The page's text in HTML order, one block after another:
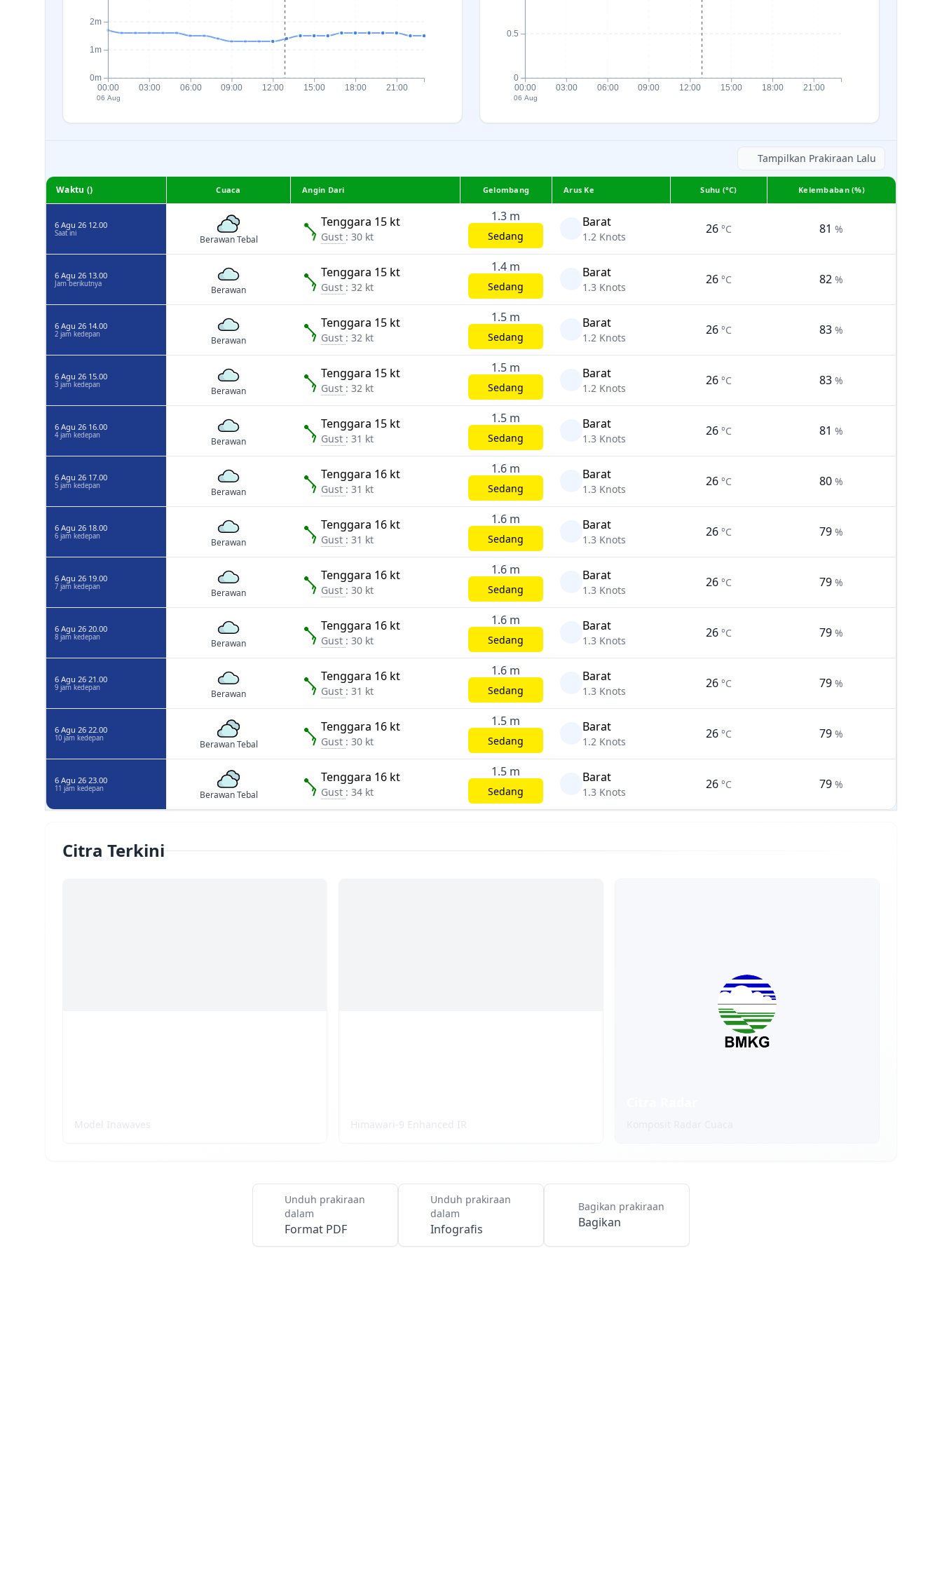
00:00
06 Aug
03:00 06:00 09:00 12:00 15:00 18:00 21:00
0m
1m
2m
00:00
06 Aug
03:00 06:00 09:00 12:00 15:00 18:00 21:00
0
0.5
Tampilkan Prakiraan Lalu
Waktu () Cuaca Angin Dari Gelombang Arus Ke Suhu (°C) Kelembaban (%)
6 Agu 26 12.00
Saat ini
Berawan Tebal
Tenggara 15 kt
Gust : 30 kt
1.3 m
Sedang
Barat
1.2 Knots
26 °C 81 %
6 Agu 26 13.00
Jam berikutnya
Berawan
Tenggara 15 kt
Gust : 32 kt
1.4 m
Sedang
Barat
1.3 Knots
26 °C 82 %
6 Agu 26 14.00
2 jam kedepan
Berawan
Tenggara 15 kt
Gust : 32 kt
1.5 m
Sedang
Barat
1.2 Knots
26 °C 83 %
6 Agu 26 15.00
3 jam kedepan
Berawan
Tenggara 15 kt
Gust : 32 kt
1.5 m
Sedang
Barat
1.2 Knots
26 °C 83 %
6 Agu 26 16.00
4 jam kedepan
Berawan
Tenggara 15 kt
Gust : 31 kt
1.5 m
Sedang
Barat
1.3 Knots
26 °C 81 %
6 Agu 26 17.00
5 jam kedepan
Berawan
Tenggara 16 kt
Gust : 31 kt
1.6 m
Sedang
Barat
1.3 Knots
26 °C 80 %
6 Agu 26 18.00
6 jam kedepan
Berawan
Tenggara 16 kt
Gust : 31 kt
1.6 m
Sedang
Barat
1.3 Knots
26 °C 79 %
6 Agu 26 19.00
7 jam kedepan
Berawan
Tenggara 16 kt
Gust : 30 kt
1.6 m
Sedang
Barat
1.3 Knots
26 °C 79 %
6 Agu 26 20.00
8 jam kedepan
Berawan
Tenggara 16 kt
Gust : 30 kt
1.6 m
Sedang
Barat
1.3 Knots
26 °C 79 %
6 Agu 26 21.00
9 jam kedepan
Berawan
Tenggara 16 kt
Gust : 31 kt
1.6 m
Sedang
Barat
1.3 Knots
26 °C 79 %
6 Agu 26 22.00
10 jam kedepan
Berawan Tebal
Tenggara 16 kt
Gust : 30 kt
1.5 m
Sedang
Barat
1.2 Knots
26 °C 79 %
6 Agu 26 23.00
11 jam kedepan
Berawan Tebal
Tenggara 16 kt
Gust : 34 kt
1.5 m
Sedang
Barat
1.3 Knots
26 °C 79 %
Citra Terkini
Model Inawaves Himawari-9 Enhanced IR
Unduh prakiraan
dalam
Format PDF
Unduh prakiraan
dalam
Infografis
Bagikan prakiraan
Bagikan